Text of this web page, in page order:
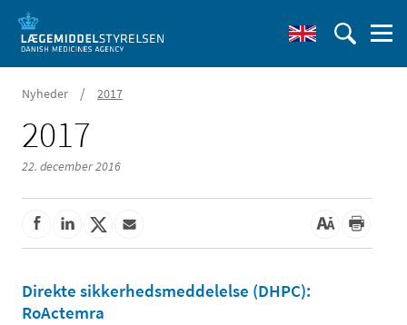
Nyheder / 2017
2017
22. december 2016
Direkte sikkerhedsmeddelelse (DHPC):
RoActemra